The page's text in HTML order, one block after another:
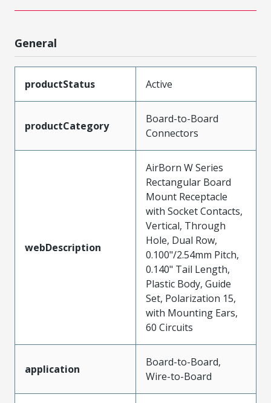
General
productStatus Active
productCategory
Board-to-Board
Connectors
webDescription
AirBorn W Series
Rectangular Board
Mount Receptacle
with Socket Contacts,
Vertical, Through
Hole, Dual Row,
0.100"/2.54mm Pitch,
0.140" Tail Length,
Plastic Body, Guide
Set, Polarization 15,
with Mounting Ears,
60 Circuits
application
Board-to-Board,
Wire-to-Board